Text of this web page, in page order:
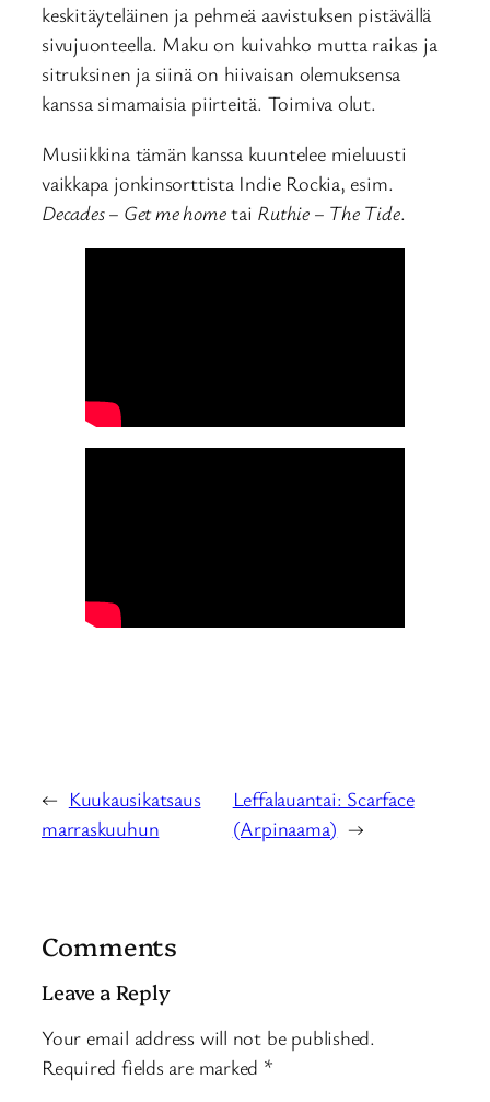
keskitäyteläinen ja pehmeä aavistuksen pistävällä
sivujuonteella. Maku on kuivahko mutta raikas ja
sitruksinen ja siinä on hiivaisan olemuksensa
kanssa simamaisia piirteitä. Toimiva olut.
Musiikkina tämän kanssa kuuntelee mieluusti
vaikkapa jonkinsorttista Indie Rockia, esim.
Decades – Get me hometai Ruthie – The Tide.
← Kuukausikatsaus
marraskuuhun
Leffalauantai: Scarface
(Arpinaama) →
Comments
Leave a Reply
Your email address will not be published.
Required fields are marked *